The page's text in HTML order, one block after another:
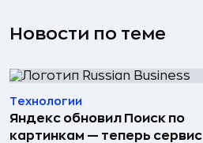
Новости по теме
Технологии
Яндекс обновил Поиск по
картинкам — теперь сервис